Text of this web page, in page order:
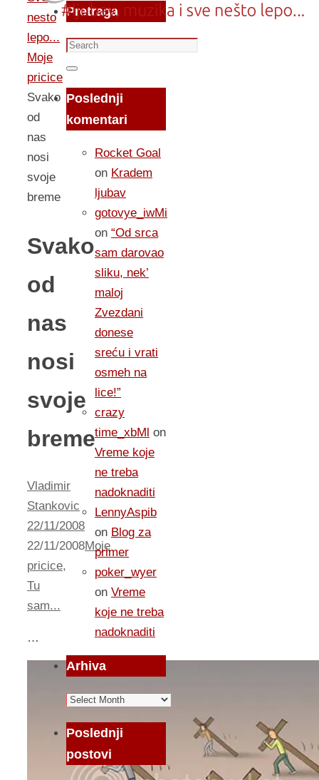
nesto
lepo...
Moje
pricice
Svako
od
nas
nosi
svoje
breme
Svako
od
nas
nosi
svoje
breme
Vladimir
Stankovic
22/11/2008
22/11/2008Moje
pricice,
Tu
sam...
…
Pretraga
Search
for:
Search
Poslednji
komentari
Rocket Goal
on Kradem
ljubav
gotovye_iwMi
on “Od srca
sam darovao
sliku, nek’
maloj
Zvezdani
donese
sreću i vrati
osmeh na
lice!”
crazy
time_xbMl on
Vreme koje
ne treba
nadoknaditi
LennyAspib
on Blog za
primer
poker_wyer
on Vreme
koje ne treba
nadoknaditi
Arhiva
Arhiva
Poslednji
postovi